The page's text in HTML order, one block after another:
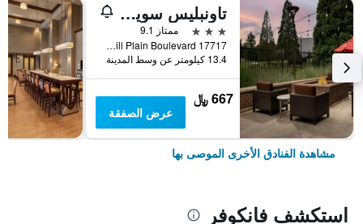
تاونبليس سويتس باي ماريوت بورتلاند فانكوفر
3 نجوم
ممتاز 9.1
17717 SE Mill Plain Boulevard, فانكوفر, WA, الولايات المتحدة الأميريكية
13.4 كيلومتر عن وسط المدينة
667 ﷼
عرض الصفقة
مشاهدة الفنادق الأخرى الموصى بها
استكشف فانكوفر